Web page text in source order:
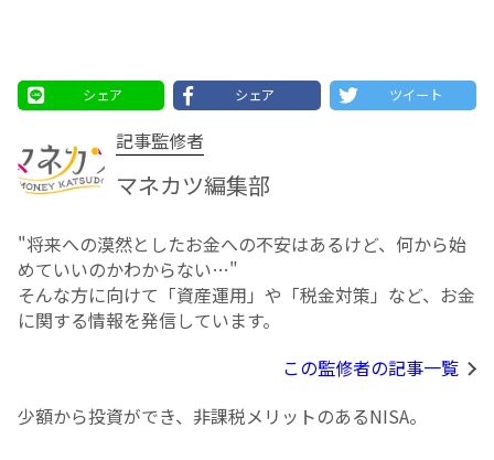
シェア シェア ツイート
記事監修者
マネカツ編集部
"将来への漠然としたお⾦への不安はあるけど、何から始
めていいのかわからない…"
そんな方に向けて「資産運用」や「税金対策」など、お金
に関する情報を発信しています。
この監修者の記事一覧
少額から投資ができ、非課税メリットのあるNISA。